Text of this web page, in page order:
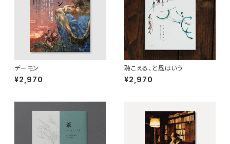
デーモン
¥2,970
聴こえる、と風はいう
¥2,970